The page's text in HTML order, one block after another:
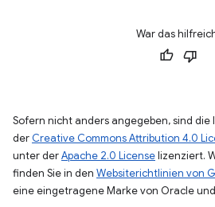
War das
Sofern nicht anders angegeben, sind
der Creative Commons Attribution 4.0
unter derApache 2.0 Licenselizenziert.
finden Sie in den Websiterichtlinien von
eine eingetragene Marke von Oracle